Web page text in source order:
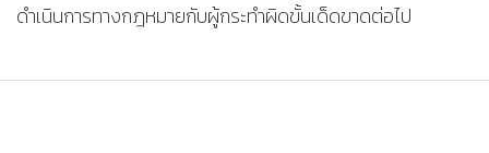
ดำเนินการทางกฎหมายกับผู้กระทำผิดขั้นเด็ดขาดต่อไป